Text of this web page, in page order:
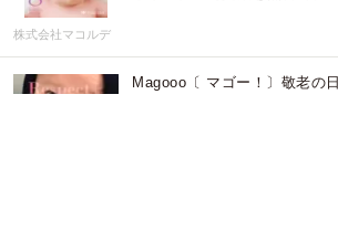
株式会社マコルデ
Magooo〔 マゴー！〕敬老の